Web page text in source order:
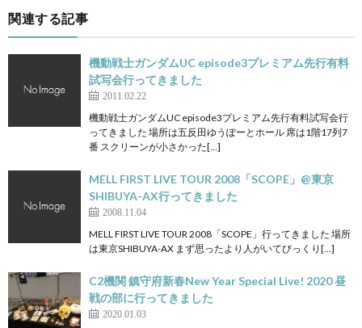
関連する記事
機動戦士ガンダムUC episode3プレミアム先行有料
試写会行ってきました
2011.02.22
機動戦士ガンダムUC episode3プレミアム先行有料試写会行
ってきました 場所は五反田ゆうぽーとホール 席は1階17列7
番 スクリーンが小さかった[…]
MELL FIRST LIVE TOUR 2008「SCOPE」@東京
SHIBUYA-AX行ってきました
2008.11.04
MELL FIRST LIVE TOUR 2008「SCOPE」行ってきました 場所
は東京SHIBUYA-AX まず思ったより人がいてびっくり[…]
C2機関 鎮守府新春New Year Special Live! 2020 昼
戦の部に行ってきました
2020.01.03